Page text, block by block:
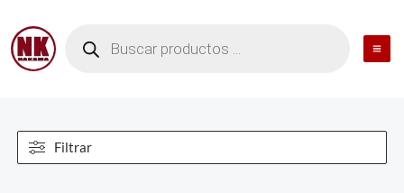
contenido
Filtrar